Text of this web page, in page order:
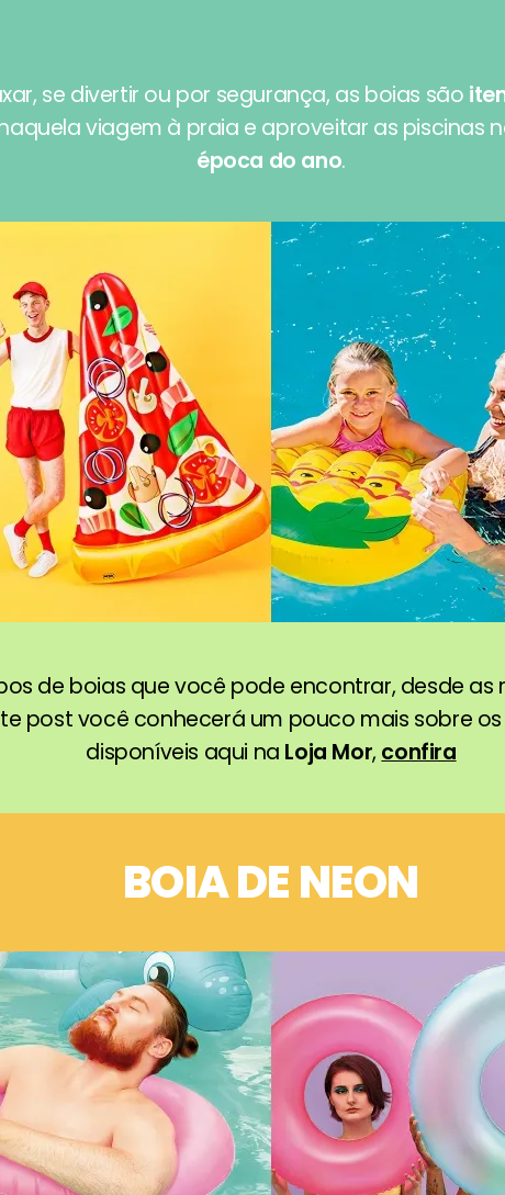
se divertir ou por segurança, as boias são
viagem à praia e aproveitar as piscinas
época do ano.
de boias que você pode encontrar, desde as
post você conhecerá um pouco mais sobre
disponíveis aqui na Loja Mor, confira
BOIA DE NEON